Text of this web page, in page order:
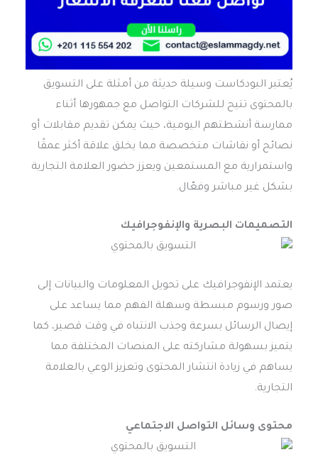
يُعتبر البودكاست وسيلة حديثة من أمثلة على التسويق
بالمحتوى تتيح للشركات التواصل مع جمهورها أثناء
ممارسة أنشطتهم اليومية، حيث يمكن تقديم مقابلات أو
نصائح أو نقاشات متخصصة مما يخلق علاقة أكثر عمقًا
واستمرارية مع المستمعين ويعزز حضور العلامة التجارية
بشكل غير مباشر وفعّال.
التصميمات البصرية والإنفوجرافيك
يعتمد الإنفوجرافيك على تحويل المعلومات والبيانات إلى
صور ورسوم مبسطة وسهلة الفهم مما يساعد على
إيصال الرسائل بسرعة وجذب الانتباه في وقت قصير، كما
يتميز بسهولة مشاركته على المنصات المختلفة مما
يساهم في زيادة انتشار المحتوى وتعزيز الوعي بالعلامة
التجارية.
محتوى وسائل التواصل الاجتماعي